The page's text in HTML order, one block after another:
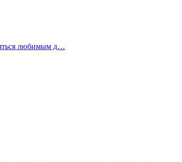
любимым д…